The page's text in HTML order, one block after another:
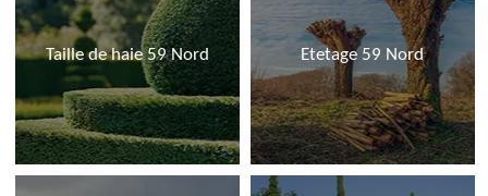
Taille de haie 59 Nord Etetage 59 Nord